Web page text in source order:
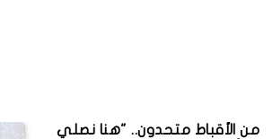
من الأقباط متحدون.. "هنا نصلي